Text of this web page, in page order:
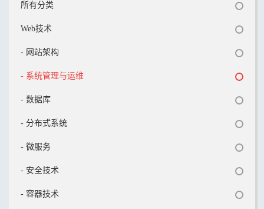
所有分类
Web技术
- 网站架构
- 系统管理与运维
- 数据库
- 分布式系统
- 微服务
- 安全技术
- 容器技术